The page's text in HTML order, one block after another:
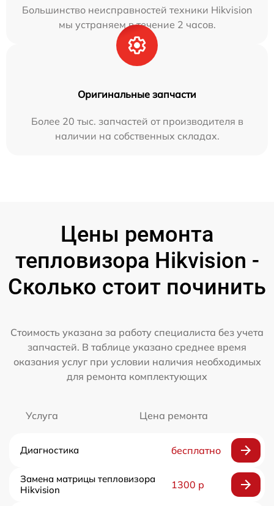
Большинство неисправностей техники Hikvision
мы устраняем в течение 2 часов.
Оригинальные запчасти
Более 20 тыс. запчастей от производителя в
наличии на собственных складах.
Цены ремонта
тепловизора Hikvision -
Сколько стоит починить
Стоимость указана за работу специалиста без учета
запчастей. В таблице указано среднее время
оказания услуг при условии наличия необходимых
для ремонта комплектующих
Услуга Цена ремонта
Диагностика бесплатно
Замена матрицы тепловизора
Hikvision
1300 р